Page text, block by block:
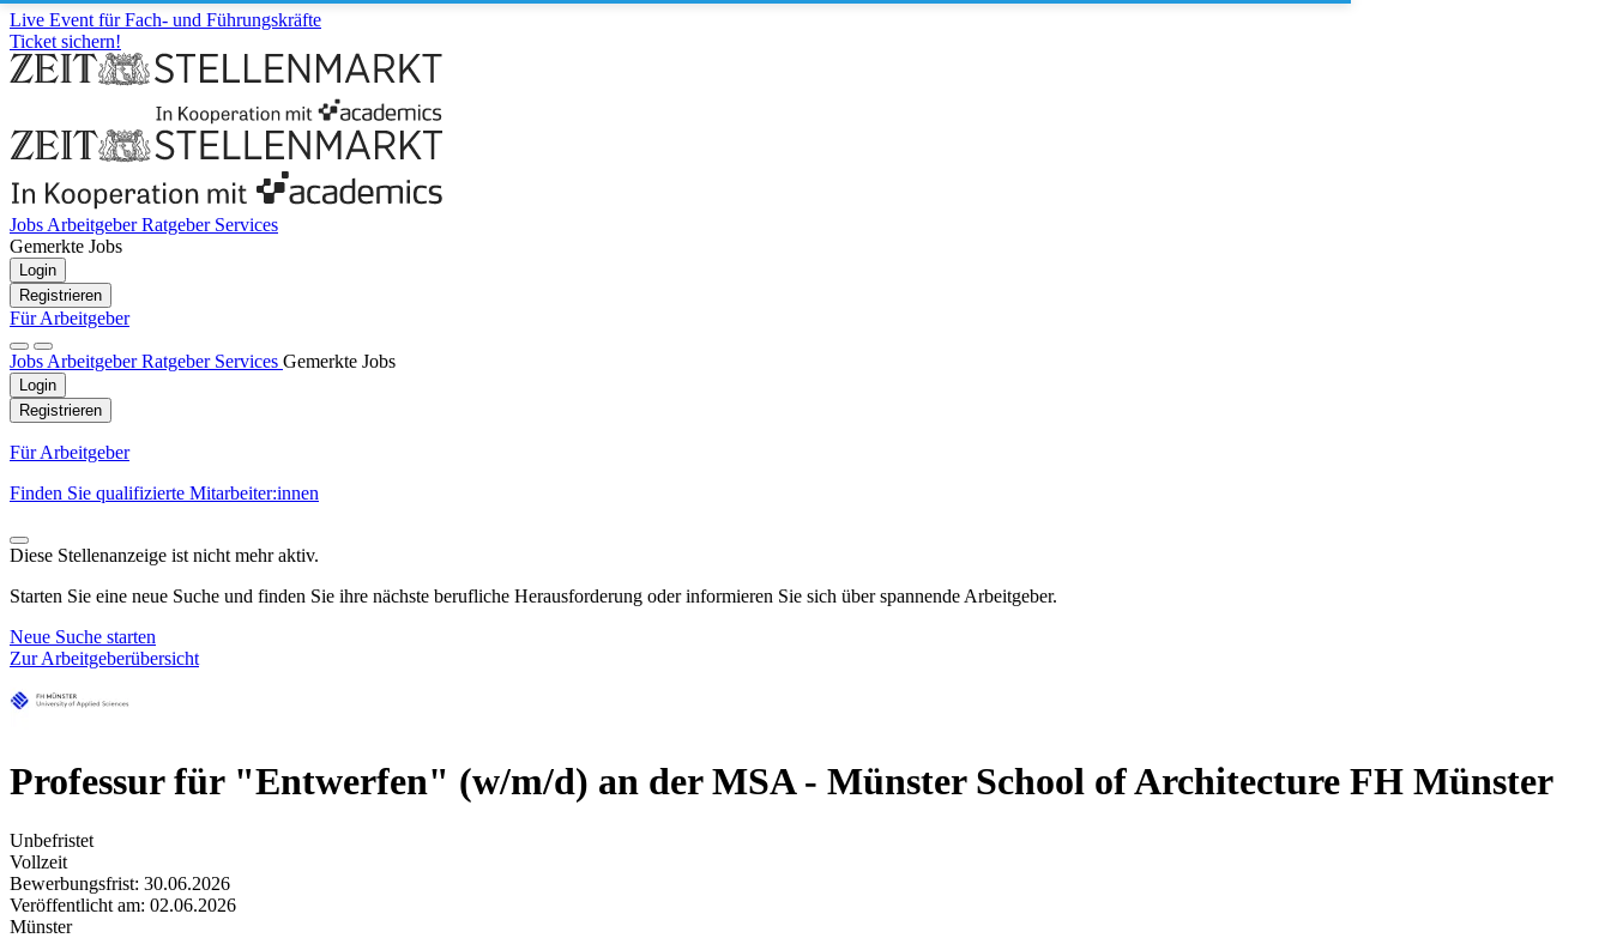
Live Event für Fach- und Führungskräfte
Ticket sichern!
Jobs ArbeitgeberRatgeber Services
Gemerkte Jobs
Login
Registrieren
Für Arbeitgeber
Jobs ArbeitgeberRatgeber Services Gemerkte Jobs
Login
Registrieren
Für Arbeitgeber
Finden Sie qualifizierte Mitarbeiter:innen
Diese Stellenanzeige ist nicht mehr aktiv.
Starten Sie eine neue Suche und finden Sie ihre nächste berufliche Herausforderung oder informieren Sie sich über spannende Arbeitgeber.
Neue Suche starten
Zur Arbeitgeberübersicht
Professur für "Entwerfen" (w/m/d) an der MSA - Münster School of Architecture FH Münster
Unbefristet
Vollzeit
Bewerbungsfrist: 30.06.2026
Veröffentlicht am: 02.06.2026
Münster